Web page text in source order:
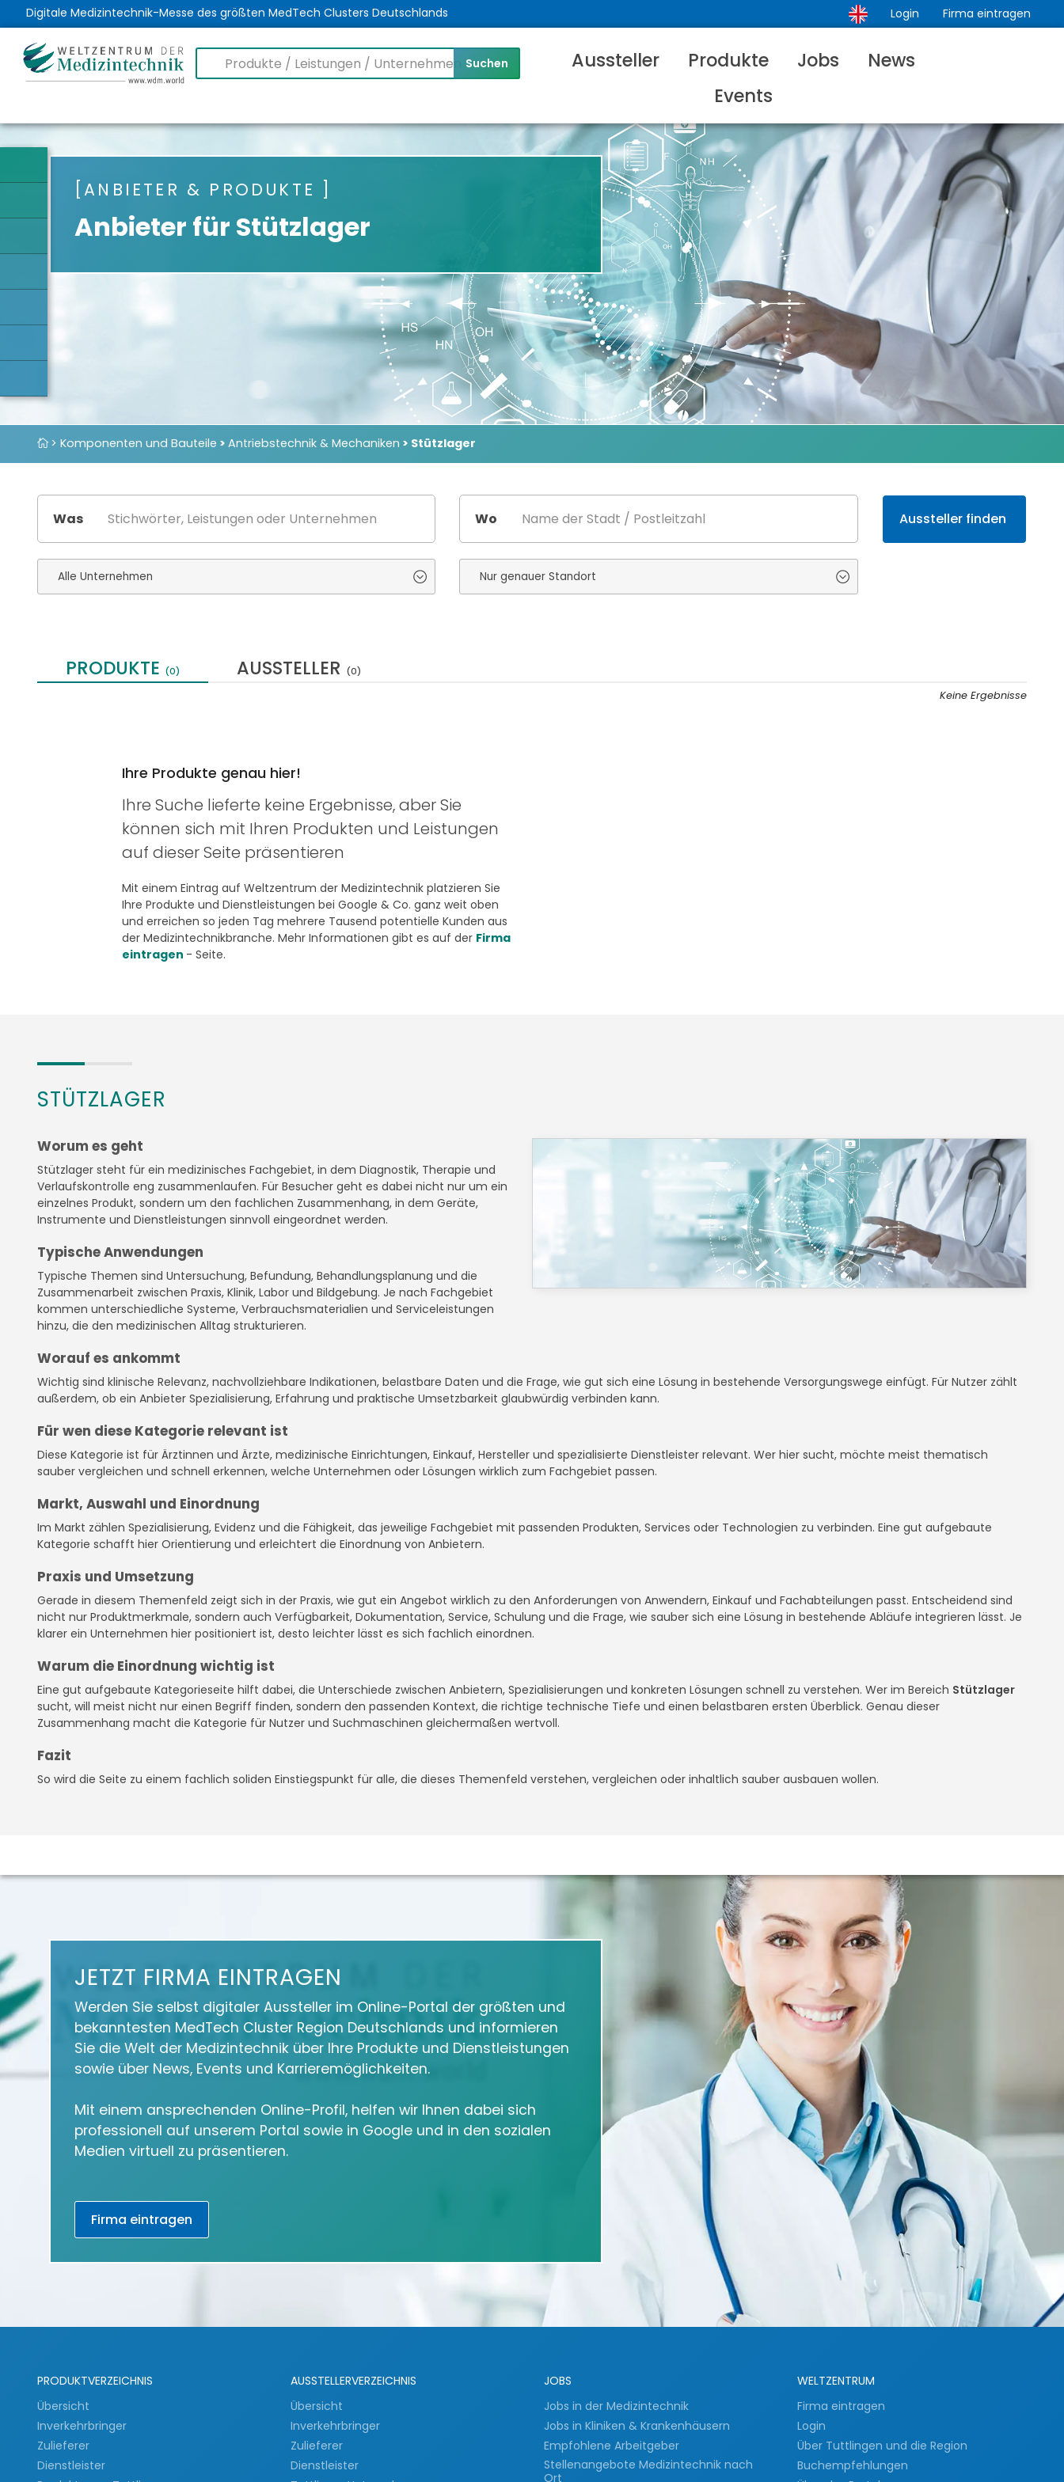
Digitale Medizintechnik-Messe des größten MedTech Clusters Deutschlands Login Firma eintragen
Aussteller Produkte Jobs
News
Events
ANBIETER & PRODUKTE
Anbieter für Stützlager
> Komponenten und Bauteile > Antriebstechnik & Mechaniken > Stützlager
Was Wo
PRODUKTE (0) AUSSTELLER (0)
Keine Ergebnisse
Ihre Produkte genau hier!
Ihre Suche lieferte keine Ergebnisse, aber Sie
können sich mit Ihren Produkten und Leistungen
auf dieser Seite präsentieren
Mit einem Eintrag auf Weltzentrum der Medizintechnik platzieren Sie
Ihre Produkte und Dienstleistungen bei Google & Co. ganz weit oben
und erreichen so jeden Tag mehrere Tausend potentielle Kunden aus
der Medizintechnikbranche. Mehr Informationen gibt es auf der Firma
eintragen - Seite.
STÜTZLAGER
Worum es geht
Stützlager steht für ein medizinisches Fachgebiet, in dem Diagnostik, Therapie und
Verlaufskontrolle eng zusammenlaufen. Für Besucher geht es dabei nicht nur um ein
einzelnes Produkt, sondern um den fachlichen Zusammenhang, in dem Geräte,
Instrumente und Dienstleistungen sinnvoll eingeordnet werden.
Typische Anwendungen
Typische Themen sind Untersuchung, Befundung, Behandlungsplanung und die
Zusammenarbeit zwischen Praxis, Klinik, Labor und Bildgebung. Je nach Fachgebiet
kommen unterschiedliche Systeme, Verbrauchsmaterialien und Serviceleistungen
hinzu, die den medizinischen Alltag strukturieren.
Worauf es ankommt
Wichtig sind klinische Relevanz, nachvollziehbare Indikationen, belastbare Daten und die Frage, wie gut sich eine Lösung in bestehende Versorgungswege einfügt. Für Nutzer zählt
außerdem, ob ein Anbieter Spezialisierung, Erfahrung und praktische Umsetzbarkeit glaubwürdig verbinden kann.
Für wen diese Kategorie relevant ist
Diese Kategorie ist für Ärztinnen und Ärzte, medizinische Einrichtungen, Einkauf, Hersteller und spezialisierte Dienstleister relevant. Wer hier sucht, möchte meist thematisch
sauber vergleichen und schnell erkennen, welche Unternehmen oder Lösungen wirklich zum Fachgebiet passen.
Markt, Auswahl und Einordnung
Im Markt zählen Spezialisierung, Evidenz und die Fähigkeit, das jeweilige Fachgebiet mit passenden Produkten, Services oder Technologien zu verbinden. Eine gut aufgebaute
Kategorie schafft hier Orientierung und erleichtert die Einordnung von Anbietern.
Praxis und Umsetzung
Gerade in diesem Themenfeld zeigt sich in der Praxis, wie gut ein Angebot wirklich zu den Anforderungen von Anwendern, Einkauf und Fachabteilungen passt. Entscheidend sind
nicht nur Produktmerkmale, sondern auch Verfügbarkeit, Dokumentation, Service, Schulung und die Frage, wie sauber sich eine Lösung in bestehende Abläufe integrieren lässt. Je
klarer ein Unternehmen hier positioniert ist, desto leichter lässt es sich fachlich einordnen.
Warum die Einordnung wichtig ist
Eine gut aufgebaute Kategorieseite hilft dabei, die Unterschiede zwischen Anbietern, Spezialisierungen und konkreten Lösungen schnell zu verstehen. Wer im Bereich Stützlager
sucht, will meist nicht nur einen Begriff finden, sondern den passenden Kontext, die richtige technische Tiefe und einen belastbaren ersten Überblick. Genau dieser
Zusammenhang macht die Kategorie für Nutzer und Suchmaschinen gleichermaßen wertvoll.
Fazit
So wird die Seite zu einem fachlich soliden Einstiegspunkt für alle, die dieses Themenfeld verstehen, vergleichen oder inhaltlich sauber ausbauen wollen.
JETZT FIRMA EINTRAGEN
Werden Sie selbst digitaler Aussteller im Online-Portal der größten und
bekanntesten MedTech Cluster Region Deutschlands und informieren
Sie die Welt der Medizintechnik über Ihre Produkte und Dienstleistungen
sowie über News, Events und Karrieremöglichkeiten.
Mit einem ansprechenden Online-Profil, helfen wir Ihnen dabei sich
professionell auf unserem Portal sowie in Google und in den sozialen
Medien virtuell zu präsentieren.
Firma eintragen
PRODUKTVERZEICHNIS
Übersicht
Inverkehrbringer
Zulieferer
Dienstleister
AUSSTELLERVERZEICHNIS
Übersicht
Inverkehrbringer
Zulieferer
Dienstleister
JOBS
Jobs in der Medizintechnik
Jobs in Kliniken & Krankenhäusern
Empfohlene Arbeitgeber
Stellenangebote Medizintechnik nach
Ort
WELTZENTRUM
Firma eintragen
Login
Über Tuttlingen und die Region
Buchempfehlungen